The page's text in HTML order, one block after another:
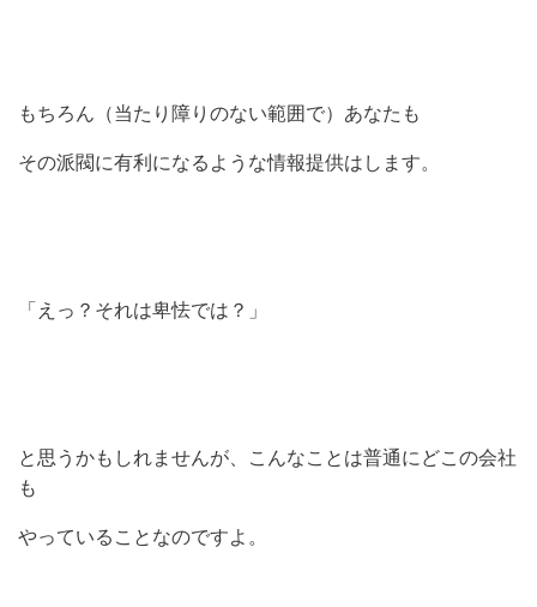
もちろん（当たり障りのない範囲で）あなたも
その派閥に有利になるような情報提供はします。
「えっ？それは卑怯では？」
と思うかもしれませんが、こんなことは普通にどこの会社
も
やっていることなのですよ。